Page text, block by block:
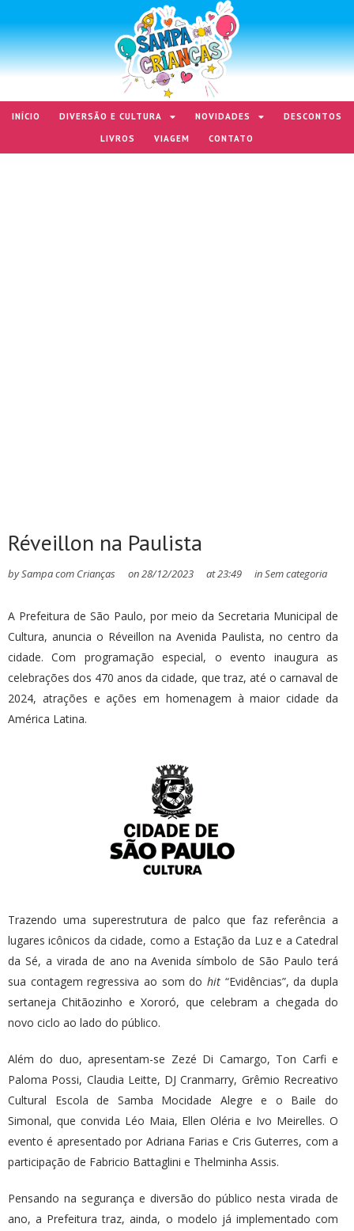
INÍCIO DIVERSÃO E CULTURA NOVIDADES
DESCONTOS
LIVROS
VIAGEM CONTATO
Réveillon na Paulista
bySampa com Crianças on28/12/2023 at23:49 inSem categoria
A Prefeitura de São Paulo, por meio da Secretaria Municipal de
Cultura, anuncia o Réveillon na Avenida Paulista, no centro da
cidade. Com programação especial, o evento inaugura as
celebrações dos 470 anos da cidade, que traz, até o carnaval de
2024, atrações e ações em homenagem à maior cidade da
América Latina.
Trazendo uma superestrutura de palco que faz referência a
lugares icônicos da cidade, como a Estação da Luz e a Catedral
da Sé, a virada de ano na Avenida símbolo de São Paulo terá
sua contagem regressiva ao som do hit “Evidências”, da dupla
sertaneja Chitãozinho e Xororó, que celebram a chegada do
novo ciclo ao lado do público.
Além do duo, apresentam-se Zezé Di Camargo, Ton Carfi e
Paloma Possi, Claudia Leitte, DJ Cranmarry, Grêmio Recreativo
Cultural Escola de Samba Mocidade Alegre e o Baile do
Simonal, que convida Léo Maia, Ellen Oléria e Ivo Meirelles. O
evento é apresentado por Adriana Farias e Cris Guterres, com a
participação de Fabricio Battaglini e Thelminha Assis.
Pensando na segurança e diversão do público nesta virada de
ano, a Prefeitura traz, ainda, o modelo já implementado com